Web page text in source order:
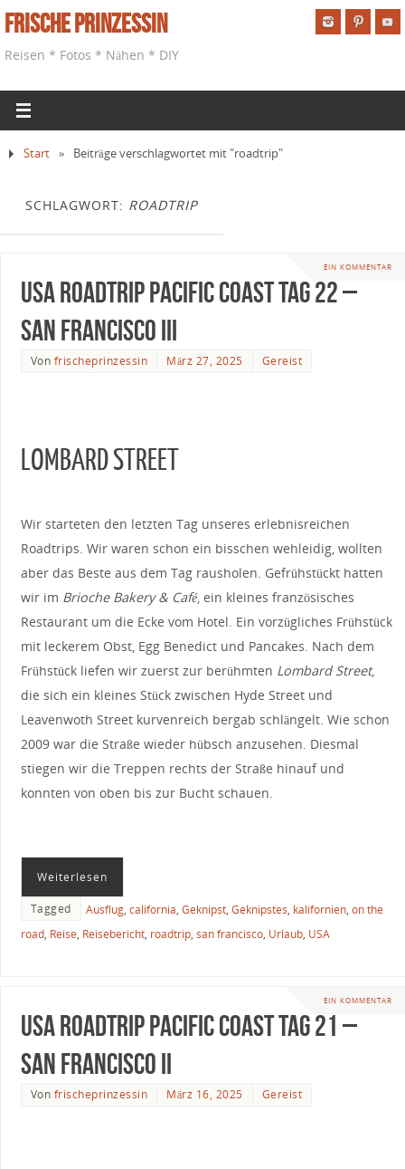
Frische Prinzessin
Reisen * Fotos * Nähen * DIY
Start » Beiträge verschlagwortet mit "roadtrip"
SCHLAGWORT: ROADTRIP
EIN KOMMENTAR
USA Roadtrip Pacific Coast Tag 22 –
San Francisco III
Von frischeprinzessin März 27, 2025 Gereist
LOMBARD STREET
Wir starteten den letzten Tag unseres erlebnisreichen
Roadtrips. Wir waren schon ein bisschen wehleidig, wollten
aber das Beste aus dem Tag rausholen. Gefrühstückt hatten
wir im Brioche Bakery & Café, ein kleines französisches
Restaurant um die Ecke vom Hotel. Ein vorzügliches Frühstück
mit leckerem Obst, Egg Benedict und Pancakes. Nach dem
Frühstück liefen wir zuerst zur berühmten Lombard Street,
die sich ein kleines Stück zwischen Hyde Street und
Leavenwoth Street kurvenreich bergab schlängelt. Wie schon
2009 war die Straße wieder hübsch anzusehen. Diesmal
stiegen wir die Treppen rechts der Straße hinauf und
konnten von oben bis zur Bucht schauen.
Weiterlesen
Tagged Ausflug, california, Geknipst, Geknipstes, kalifornien, on the
road, Reise, Reisebericht, roadtrip, san francisco, Urlaub, USA
EIN KOMMENTAR
USA Roadtrip Pacific Coast Tag 21 –
San Francisco II
Von frischeprinzessin März 16, 2025 Gereist